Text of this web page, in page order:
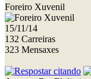
Foreiro Xuvenil
15/11/14
132 Carreiras
323 Mensaxes